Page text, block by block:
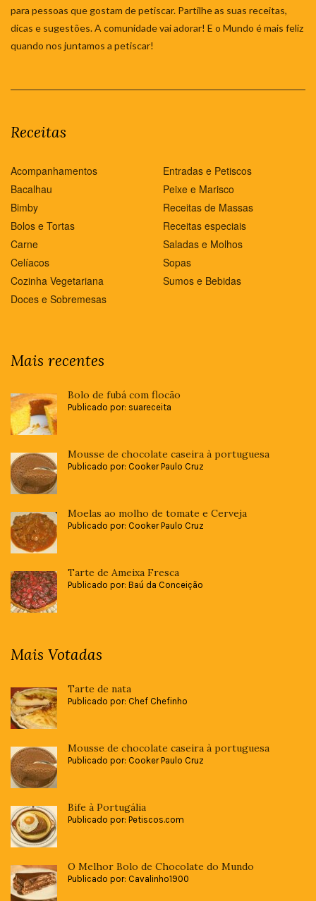
para pessoas que gostam de petiscar. Partilhe as suas receitas,
dicas e sugestões. A comunidade vai adorar! E o Mundo é mais feliz
quando nos juntamos a petiscar!
Receitas
Acompanhamentos
Bacalhau
Bimby
Bolos e Tortas
Carne
Celíacos
Cozinha Vegetariana
Doces e Sobremesas
Entradas e Petiscos
Peixe e Marisco
Receitas de Massas
Receitas especiais
Saladas e Molhos
Sopas
Sumos e Bebidas
Mais recentes
Bolo de fubá com flocão
Publicado por: suareceita
Mousse de chocolate caseira à portuguesa
Publicado por: Cooker Paulo Cruz
Moelas ao molho de tomate e Cerveja
Publicado por: Cooker Paulo Cruz
Tarte de Ameixa Fresca
Publicado por: Baú da Conceição
Mais Votadas
Tarte de nata
Publicado por: Chef Chefinho
Mousse de chocolate caseira à portuguesa
Publicado por: Cooker Paulo Cruz
Bife à Portugália
Publicado por: Petiscos.com
O Melhor Bolo de Chocolate do Mundo
Publicado por: Cavalinho1900